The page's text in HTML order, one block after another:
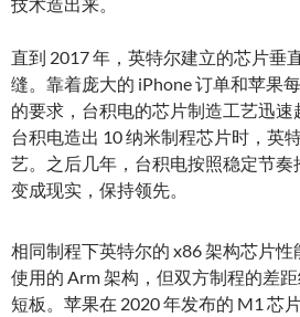
直到 2017 年，英特尔建立的芯片垂
缝。靠着庞大的 iPhone 订单和苹果
的要求，台积电的芯片制造工艺迅速
台积电造出 10 纳米制程芯片时，英
艺。之后几年，台积电按照稳定节奏
变成现实，保持领先。
相同制程下英特尔的 x86 架构芯片性
使用的 Arm 架构，但双方制程的差
短板。苹果在 2020 年发布的 M1 芯